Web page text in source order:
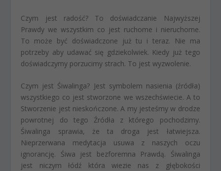
Czym jest radość? To doświadczanie Najwyższej
Prawdy we wszystkim co jest ruchome i nieruchome.
To może być doświadczone już tu i teraz. Nie ma
potrzeby aby udawać się gdziekolwiek. Kiedy już tego
doświadczymy porzucimy strach. To jest wyzwolenie.
Czym jest Śiwalinga? Jest symbolem nasienia (źródła)
wszystkiego co jest stworzone we wszechświecie. A to
Stworzenie jest nieskończone. A my jesteśmy w drodze
powrotnej do tego Źródła z którego pochodzimy.
Śiwalinga sprawia, że ta droga jest łatwiejsza.
Nieprzerwana medytacja usuwa z naszych oczu
ignorancję. Śiwa jest bezforemna Prawdą. Śiwalinga
jest niczym łódź która wiezie nas z głębokości